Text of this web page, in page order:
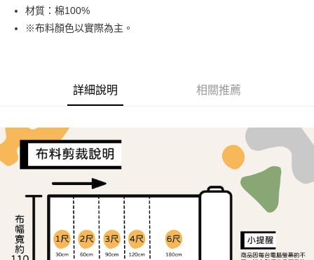
Google Pay
AFTEE先享後付
１．簡單：不需註冊會員、不需綁卡、不需儲值。
３．安心：先確認商品／服務後，再付款。
【「AFTEE先享後付」結帳流程】
１．於結帳方式選擇「AFTEE先享後付」後，將跳轉至「AFTEE先享後付」
結帳頁面，進行簡訊認證並確認金額後，即可完成結帳。
２．訂單成立數日內，您將收到繳費通知簡訊。
３．收到繳費通知簡訊後14天內，點擊此簡訊中的連結，可透過四大超商／
ATM／網路銀行／等多元方式進行付款，方視為交易完成。
※ 請注意：結帳手續完成當下不需立刻繳費，但若您需要取消訂單，請聯絡
購買商品的店家。未經商家同意取消之訂單仍視為有效，需透過AFTEE先享
後付繳納相關費用。
全家取貨付款
每筆NT$65，滿NT$1,500(含以上)免運費
每筆NT$65，滿NT$1,500(含以上)免運費
宅配
每筆NT$150，滿NT$1,500(含以上)免運費
材質：棉100%
※布料顏色以實際為主。
詳細說明 相關推薦